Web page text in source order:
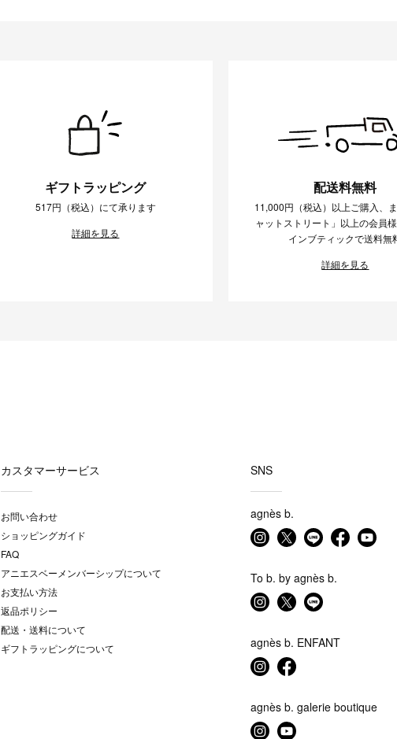
ギフトラッピング
517円（税込）にて承ります
詳細を見る
配送料無料
11,000円（税込）以上ご購入、
ャットストリート」以上の会員
インブティックで送料無
詳細を見る
カスタマーサービス
お問い合わせ
ショッピングガイド
FAQ
アニエスベーメンバーシップについて
お支払い方法
返品ポリシー
配送・送料について
ギフトラッピングについて
SNS
agnès b.
To b. by agnès b.
agnès b. ENFANT
agnès b. galerie boutique